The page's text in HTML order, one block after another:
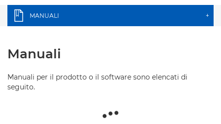
MANUALI +
Manuali
Manuali per il prodotto o il software sono elencati di
seguito.